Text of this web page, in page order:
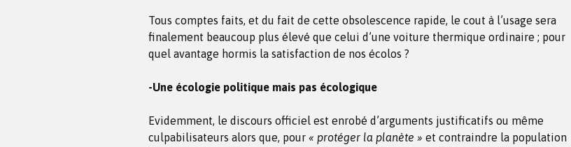
Tous comptes faits, et du fait de cette obsolescence rapide, le cout à l’usage sera
finalement beaucoup plus élevé que celui d’une voiture thermique ordinaire ; pour
quel avantage hormis la satisfaction de nos écolos ?
-Une écologie politique mais pas écologique
Evidemment, le discours officiel est enrobé d’arguments justificatifs ou même
culpabilisateurs alors que, pour « protéger la planète » et contraindre la population